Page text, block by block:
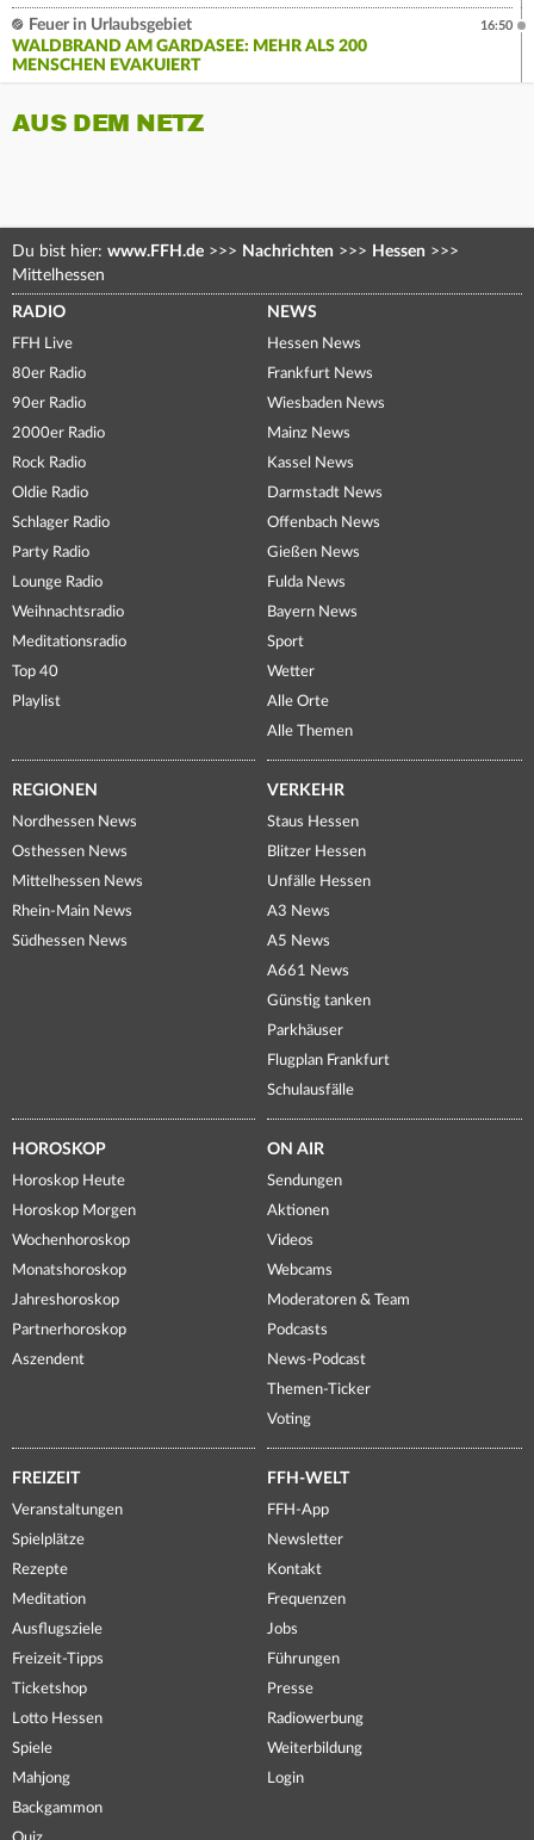
Feuer in Urlaubsgebiet
WALDBRAND AM GARDASEE: MEHR ALS 200
MENSCHEN EVAKUIERT
16:50
AUS DEM NETZ
Du bist hier: www.FFH.de >>> Nachrichten >>> Hessen >>>
Mittelhessen
RADIO
FFH Live
80er Radio
90er Radio
2000er Radio
Rock Radio
Oldie Radio
Schlager Radio
Party Radio
Lounge Radio
Weihnachtsradio
Meditationsradio
Top 40
Playlist
NEWS
Hessen News
Frankfurt News
Wiesbaden News
Mainz News
Kassel News
Darmstadt News
Offenbach News
Gießen News
Fulda News
Bayern News
Sport
Wetter
Alle Orte
Alle Themen
REGIONEN
Nordhessen News
Osthessen News
Mittelhessen News
Rhein-Main News
Südhessen News
VERKEHR
Staus Hessen
Blitzer Hessen
Unfälle Hessen
A3 News
A5 News
A661 News
Günstig tanken
Parkhäuser
Flugplan Frankfurt
Schulausfälle
HOROSKOP
Horoskop Heute
Horoskop Morgen
Wochenhoroskop
Monatshoroskop
Jahreshoroskop
Partnerhoroskop
Aszendent
ON AIR
Sendungen
Aktionen
Videos
Webcams
Moderatoren & Team
Podcasts
News-Podcast
Themen-Ticker
Voting
FREIZEIT
Veranstaltungen
Spielplätze
Rezepte
Meditation
Ausflugsziele
Freizeit-Tipps
Ticketshop
Lotto Hessen
Spiele
Mahjong
Backgammon
FFH-WELT
FFH-App
Newsletter
Kontakt
Frequenzen
Jobs
Führungen
Presse
Radiowerbung
Weiterbildung
Login